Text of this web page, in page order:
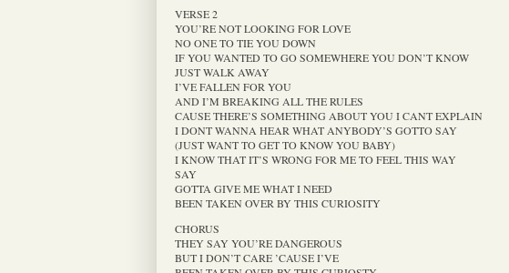
VERSE 2
YOU’RE NOT LOOKING FOR LOVE
NO ONE TO TIE YOU DOWN
IF YOU WANTED TO GO SOMEWHERE YOU DON’T KNOW
JUST WALK AWAY
I’VE FALLEN FOR YOU
AND I’M BREAKING ALL THE RULES
CAUSE THERE’S SOMETHING ABOUT YOU I CANT EXPLAIN
I DONT WANNA HEAR WHAT ANYBODY’S GOTTO SAY
(JUST WANT TO GET TO KNOW YOU BABY)
I KNOW THAT IT’S WRONG FOR ME TO FEEL THIS WAY
SAY
GOTTA GIVE ME WHAT I NEED
BEEN TAKEN OVER BY THIS CURIOSITY
CHORUS
THEY SAY YOU’RE DANGEROUS
BUT I DON’T CARE ’CAUSE I’VE